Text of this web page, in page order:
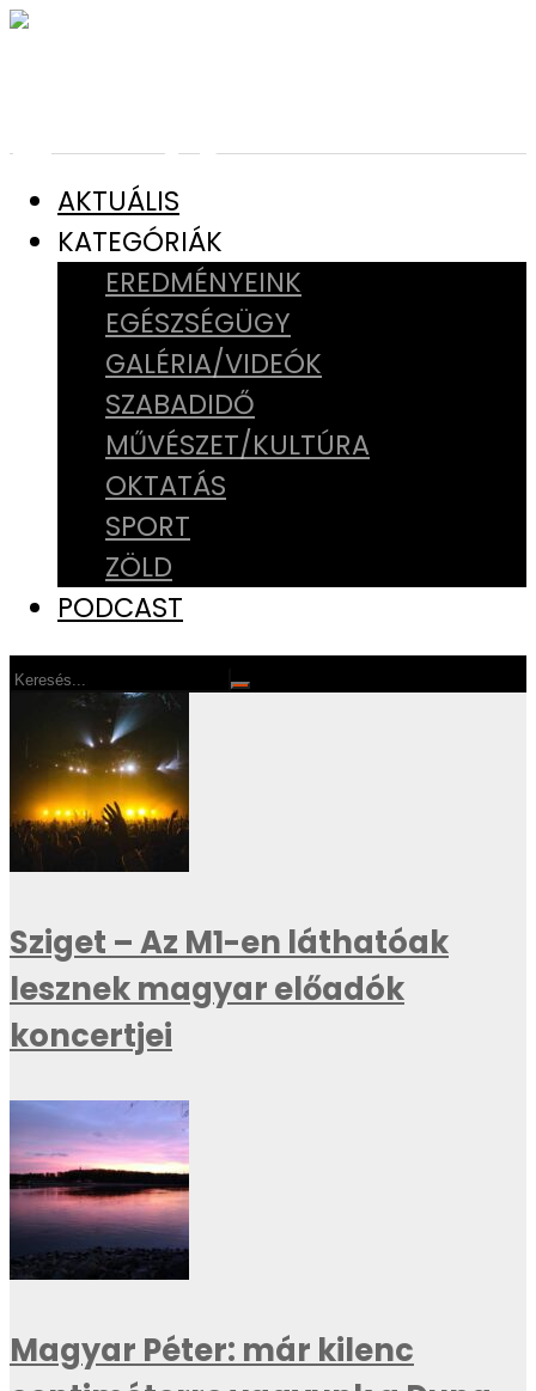
AKTUÁLIS
KATEGÓRIÁK
EREDMÉNYEINK
EGÉSZSÉGÜGY
GALÉRIA/VIDEÓK
SZABADIDŐ
MŰVÉSZET/KULTÚRA
OKTATÁS
SPORT
ZÖLD
PODCAST
Sziget – Az M1-en láthatóak
lesznek magyar előadók
koncertjei
Magyar Péter: már kilenc